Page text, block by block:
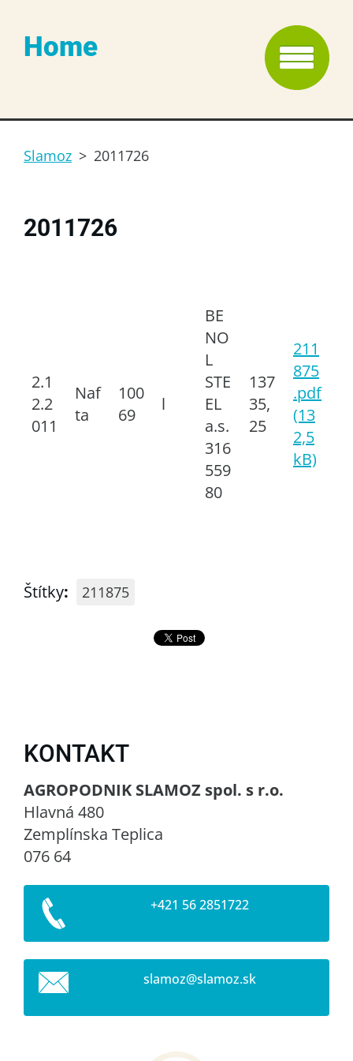
Home
Slamoz > 2011726
2011726
2.1
2.2
011
Naf
ta
100
69
l
BE
NO
L
STE
EL
a.s.
316
559
80
137
35,
25
211
875
.pdf
(13
2,5
kB)
Štítky: 211875
KONTAKT
AGROPODNIK SLAMOZ spol. s r.o.
Hlavná 480
Zemplínska Teplica
076 64
+421 56 2851722
slamoz@slamoz.sk